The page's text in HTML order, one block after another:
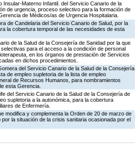
Materno Infantil. del Servicio Canario de la
de urgencia, proceso selectivo para la formación de
de Médicos/as de Urgencia Hospitalaria.
de Candelaria del Servicio Canario de Salud, por la
la cobertura temporal de las necesidades de esta
de la Salud de la Consejería de Sanidad por la que
para el acceso a la condición de personal
en los órganos de prestación de Servicios
en dichos procedimientos.
del Servicio Canario de la Salud de la Consejería
de empleo supletoria de la lista de empleo
de Recursos Humanos, para nombramientos
esta Gerencia.
del Servicio Canario de la Salud de la Consejería de
supletoria a la autonómica, para la cobertura
de Enfermería.
modifica y complementa la Orden de 20 de marzo de
la situación de la crisis sanitaria ocasionada por el